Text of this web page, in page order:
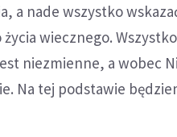
a nade wszystko
życia wiecznego.
niezmienne, a wobec
Na tej podstawie